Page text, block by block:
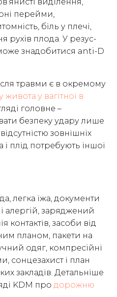
перейми,
біль у плечі,
рухів плода. У резус-
знадобитися anti-D
травми є в окремому
у вагітної в
головне –
безпеку удару лише
зовнішніх
і плід потребують іншої
легка їжа, документи
і алергій, заряджений
контактів, засоби від
планом, пакети на
одяг, компресійні
сонцезахист і план
закладів. Детальніше
KDM про дорожню